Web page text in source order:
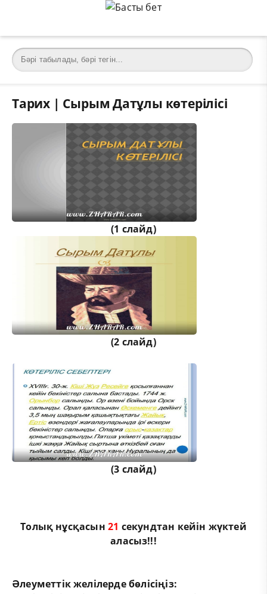
Тарих | Сырым Датұлы көтерілісі
(1 слайд)
(2 слайд)
(3 слайд)
Толық нұсқасын21 секундтан кейін жүктей
аласыз!!!
Әлеуметтік желілерде бөлісіңіз: